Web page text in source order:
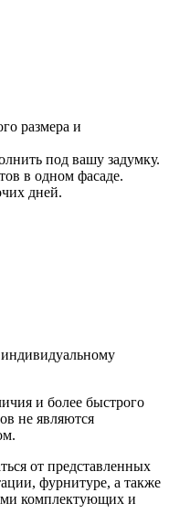
размера и
под вашу задумку.
в одном фасаде.
дней.
и более быстрого
не являются
от представленных
фурнитуре, а также
комплектующих и